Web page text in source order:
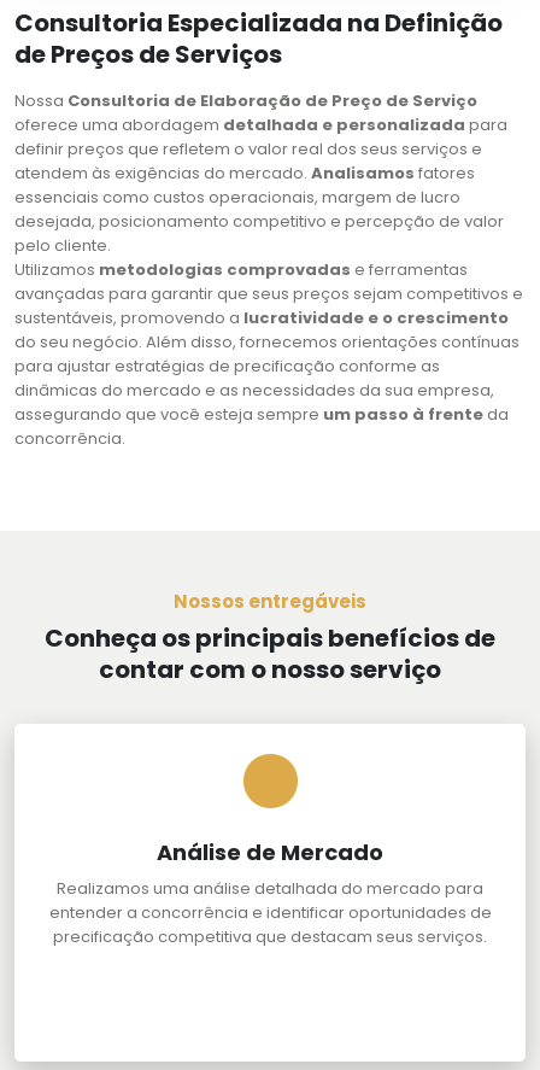
Consultoria Especializada na Definição
de Preços de Serviços
Nossa Consultoria de Elaboração de Preço de Serviço
oferece uma abordagem detalhada e personalizada para
definir preços que refletem o valor real dos seus serviços e
atendem às exigências do mercado. Analisamos fatores
essenciais como custos operacionais, margem de lucro
desejada, posicionamento competitivo e percepção de valor
pelo cliente.
Utilizamos metodologias comprovadas e ferramentas
avançadas para garantir que seus preços sejam competitivos e
sustentáveis, promovendo a lucratividade e o crescimento
do seu negócio. Além disso, fornecemos orientações contínuas
para ajustar estratégias de precificação conforme as
dinâmicas do mercado e as necessidades da sua empresa,
assegurando que você esteja sempre um passo à frente da
concorrência.
Nossos entregáveis
Conheça os principais benefícios de
contar com o nosso serviço
Análise de Mercado
Realizamos uma análise detalhada do mercado para
entender a concorrência e identificar oportunidades de
precificação competitiva que destacam seus serviços.